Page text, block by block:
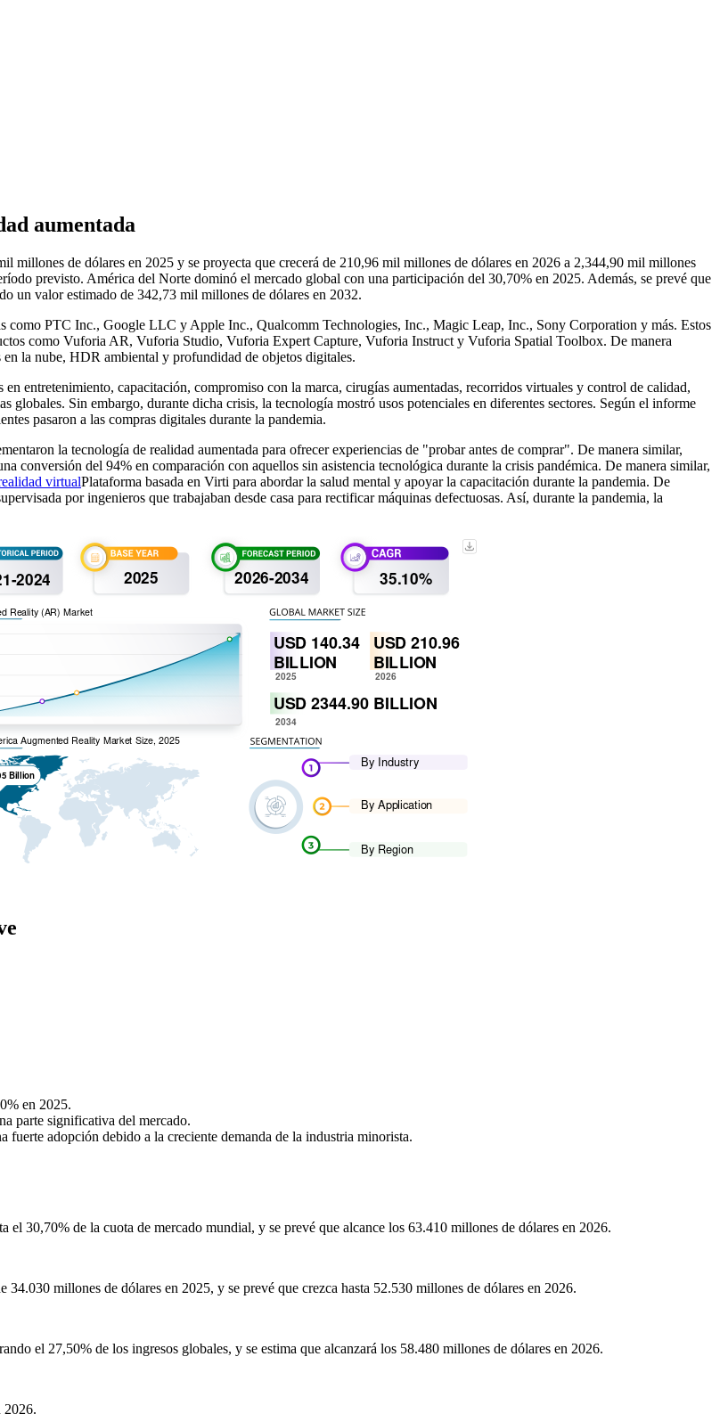
aumentada
millones de dólares en 2025 y se proyecta que crecerá de 210,96 mil millones de dólares en 2026 a 2,344,90 mil millones
previsto. América del Norte dominó el mercado global con una participación del 30,70% en 2025. Además, se prevé que
un valor estimado de 342,73 mil millones de dólares en 2032.
como PTC Inc., Google LLC y Apple Inc., Qualcomm Technologies, Inc., Magic Leap, Inc., Sony Corporation y más. Estos
como Vuforia AR, Vuforia Studio, Vuforia Expert Capture, Vuforia Instruct y Vuforia Spatial Toolbox. De manera
la nube, HDR ambiental y profundidad de objetos digitales.
entretenimiento, capacitación, compromiso con la marca, cirugías aumentadas, recorridos virtuales y control de calidad,
Sin embargo, durante dicha crisis, la tecnología mostró usos potenciales en diferentes sectores. Según el informe
pasaron a las compras digitales durante la pandemia.
la tecnología de realidad aumentada para ofrecer experiencias de "probar antes de comprar". De manera similar,
conversión del 94% en comparación con aquellos sin asistencia tecnológica durante la crisis pandémica. De manera similar,
virtualPlataforma basada en Virti para abordar la salud mental y apoyar la capacitación durante la pandemia. De
por ingenieros que trabajaban desde casa para rectificar máquinas defectuosas. Así, durante la pandemia, la
en 2025.
parte significativa del mercado.
fuerte adopción debido a la creciente demanda de la industria minorista.
30,70% de la cuota de mercado mundial, y se prevé que alcance los 63.410 millones de dólares en 2026.
millones de dólares en 2025, y se prevé que crezca hasta 52.530 millones de dólares en 2026.
el 27,50% de los ingresos globales, y se estima que alcanzará los 58.480 millones de dólares en 2026.
2026.